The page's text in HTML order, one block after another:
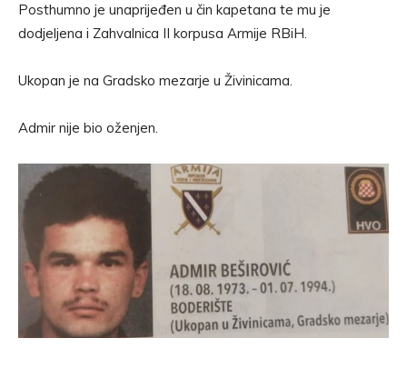
Posthumno je unaprijeđen u čin kapetana te mu je
dodjeljena i Zahvalnica II korpusa Armije RBiH.
Ukopan je na Gradsko mezarje u Živinicama.
Admir nije bio oženjen.